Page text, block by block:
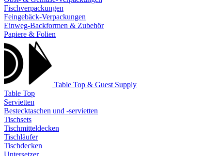
Fischverpackungen
Feingebäck-Verpackungen
Einweg-Backformen & Zubehör
Papiere & Folien
Table Top & Guest Supply
Table Top
Servietten
Bestecktaschen und -servietten
Tischsets
Tischmitteldecken
Tischläufer
Tischdecken